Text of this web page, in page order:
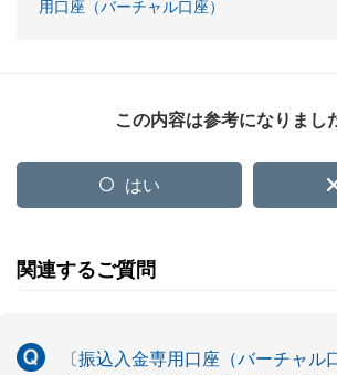
用口座（バーチャル口座）
この内容は参考になりまし
はい
関連するご質問
〔振込入金専用口座（バーチャル